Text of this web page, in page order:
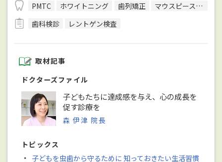
PMTC
ホワイトニング 歯列矯正
マウスピース型装置を用いた矯正
歯科検診
レントゲン検査
取材記事
ドクターズファイル
子どもたちに達成感を与え、心の成長を
促す診療を
森 伊津 院長
トピックス
・ 子どもを虫歯から守るために 知っておきたい生活習慣